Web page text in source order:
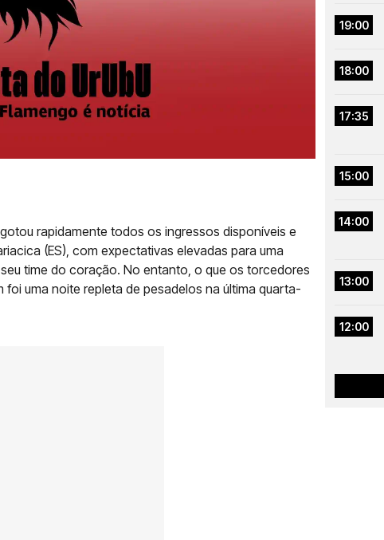
rapidamente todos os ingressos disponíveis e
(ES), com expectativas elevadas para uma
time do coração. No entanto, o que os torcedores
uma noite repleta de pesadelos na última quarta-
19:00
18:00
17:35
15:00
14:00
13:00
12:00